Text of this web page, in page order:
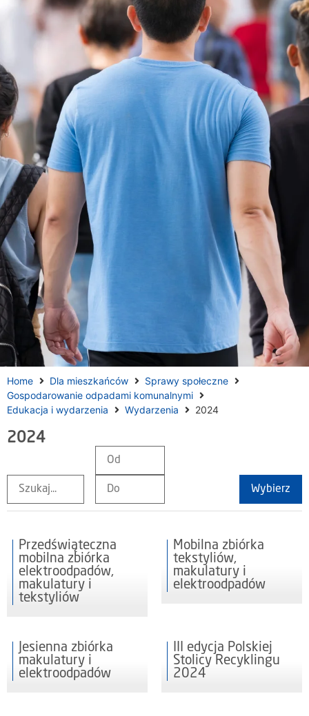
Home Dla mieszkańców
Sprawy społeczne
Gospodarowanie odpadami komunalnymi
Edukacja i wydarzenia
Wydarzenia 2024
2024
Wybierz
Przedświąteczna
mobilna zbiórka
elektroodpadów,
makulatury i
tekstyliów
Mobilna zbiórka
tekstyliów,
makulatury i
elektroodpadów
Jesienna zbiórka
makulatury i
elektroodpadów
III edycja Polskiej
Stolicy Recyklingu
2024